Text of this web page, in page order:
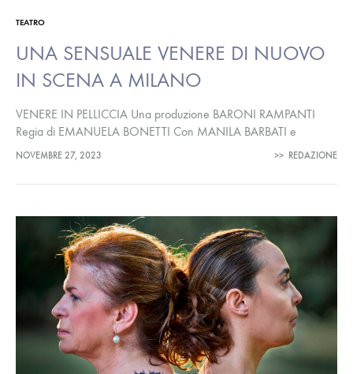
TEATRO
UNA SENSUALE VENERE DI NUOVO
IN SCENA A MILANO
VENERE IN PELLICCIA Una produzione BARONI RAMPANTI
Regia di EMANUELA BONETTI Con MANILA BARBATI e
MARTINO PALMISANO Adattamento al testo Martino Palmisano
…
NOVEMBRE 27, 2023 >> REDAZIONE